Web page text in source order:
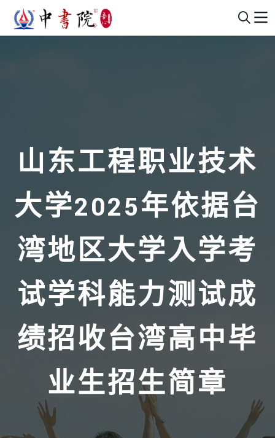
山东工程职业技术
大学2025年依据台
湾地区大学入学考
试学科能力测试成
绩招收台湾高中毕
业生招生简章